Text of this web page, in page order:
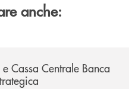
anche:
Cassa Centrale Banca